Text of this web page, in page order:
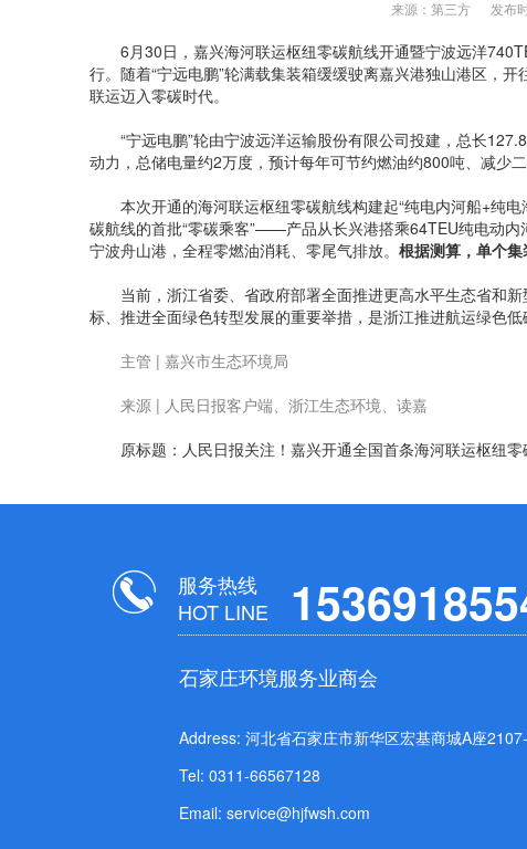
来源：第三方 发布
6月30日，嘉兴海河联运枢纽零碳航线开通暨宁波远洋
行。随着“宁远电鹏”轮满载集装箱缓缓驶离嘉兴港独山港区，开
联运迈入零碳时代。
“宁远电鹏”轮由宁波远洋运输股份有限公司投建，总长
动力，总储电量约2万度，预计每年可节约燃油约800吨、减少
本次开通的海河联运枢纽零碳航线构建起“纯电内河船+纯电
碳航线的首批“零碳乘客”——产品从长兴港搭乘64TEU纯电动内
宁波舟山港，全程零燃油消耗、零尾气排放。 根据测算，单个
当前，浙江省委、省政府部署全面推进更高水平生态省和新
标、推进全面绿色转型发展的重要举措，是浙江推进航运绿色低
主管 | 嘉兴市生态环境局
来源 | 人民日报客户端、浙江生态环境、读嘉
原标题：人民日报关注！嘉兴开通全国首条海河联运枢纽零
服务热线
HOT LINE
石家庄环境服务业商会
Address: 河北省石家庄市新华区宏基商城A座
Tel: 0311-66567128
Email: service@hjfwsh.com